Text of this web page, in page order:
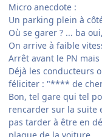
Micro anecdote :
Un parking plein à
Où se garer ? ... ba
On arrive à faible
Arrêt avant le PN
Déjà les conducteurs
féliciter : "**** de
Bon, tel gare qui tel
rencarder sur la suite
pas tarder à être en
plaque de la voiture.